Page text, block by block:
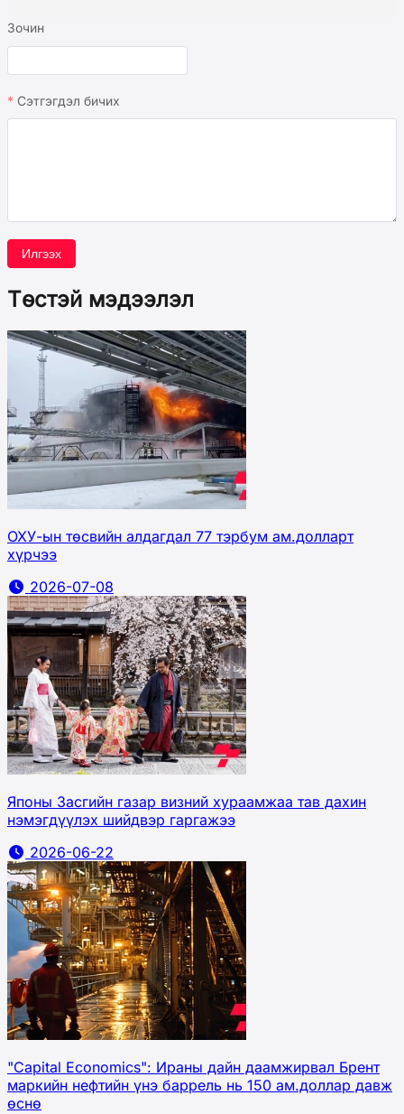
Зочин
Сэтгэгдэл бичих
Илгээх
Төстэй мэдээлэл
ОХУ-ын төсвийн алдагдал 77 тэрбум ам.долларт
хүрчээ
2026-07-08
Японы Засгийн газар визний хураамжаа тав дахин
нэмэгдүүлэх шийдвэр гаргажээ
2026-06-22
"Capital Economics": Ираны дайн даамжирвал Брент
маркийн нефтийн үнэ баррель нь 150 ам.доллар давж
өснө